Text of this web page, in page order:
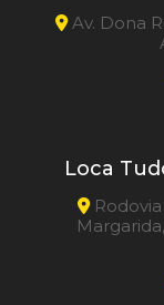
Av. Dona
Loca
Rodovia